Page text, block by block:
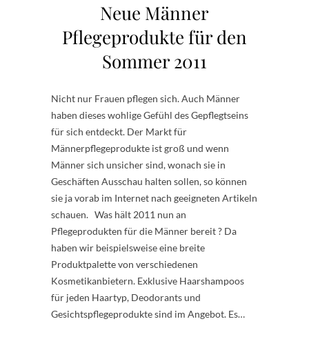
Neue Männer
Pflegeprodukte für den
Sommer 2011
Nicht nur Frauen pflegen sich. Auch Männer
haben dieses wohlige Gefühl des Gepflegtseins
für sich entdeckt. Der Markt für
Männerpflegeprodukte ist groß und wenn
Männer sich unsicher sind, wonach sie in
Geschäften Ausschau halten sollen, so können
sie ja vorab im Internet nach geeigneten Artikeln
schauen. Was hält 2011 nun an
Pflegeprodukten für die Männer bereit ? Da
haben wir beispielsweise eine breite
Produktpalette von verschiedenen
Kosmetikanbietern. Exklusive Haarshampoos
für jeden Haartyp, Deodorants und
Gesichtspflegeprodukte sind im Angebot. Es…